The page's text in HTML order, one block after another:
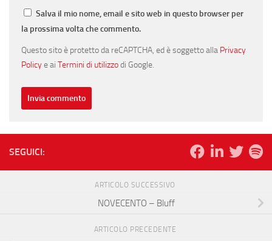
Salva il mio nome, email e sito web in questo browser per
la prossima volta che commento.
Questo sito è protetto da reCAPTCHA, ed è soggetto alla Privacy
Policye ai Termini di utilizzodi Google.
SEGUICI:
ARTICOLO SUCCESSIVO
NOVECENTO – Bluff
ARTICOLO PRECEDENTE